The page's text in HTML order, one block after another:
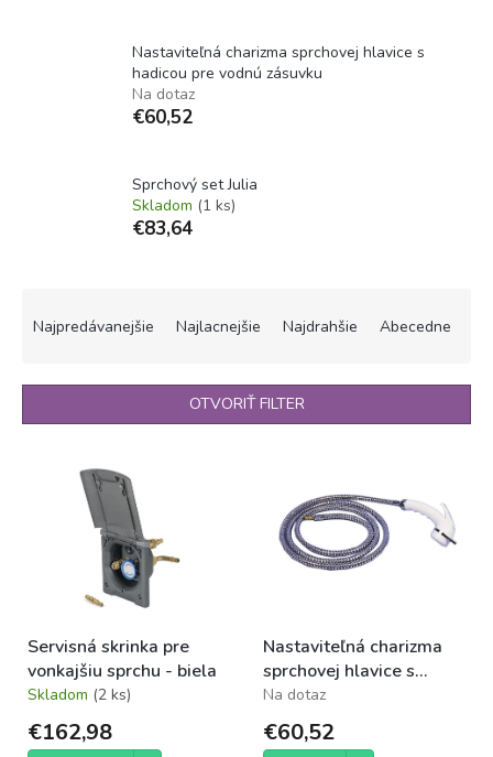
Nastaviteľná charizma sprchovej hlavice s
hadicou pre vodnú zásuvku
Na dotaz
€60,52
Sprchový set Julia
Skladom (1 ks)
€83,64
i
o
v
Najpredávanejšie Najlacnejšie Najdrahšie Abecedne
OTVORIŤ FILTER
d
u
k
t
o
Servisná skrinka pre
vonkajšiu sprchu - biela
Skladom (2 ks)
€162,98
Nastaviteľná charizma
sprchovej hlavice s
hadicou pre vodnú
zásuvku
Na dotaz
€60,52